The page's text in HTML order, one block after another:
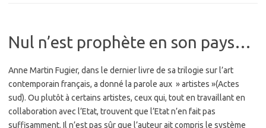
Nul n’est prophète en son pays…
Anne Martin Fugier, dans le dernier livre de sa trilogie sur l’art
contemporain français, a donné la parole aux » artistes »(Actes
sud). Ou plutôt à certains artistes, ceux qui, tout en travaillant en
collaboration avec l’Etat, trouvent que l’Etat n’en fait pas
suffisamment. Il n’est pas sûr que l’auteur ait compris le système